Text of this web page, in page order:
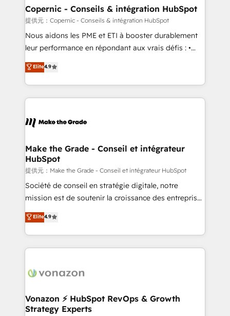
One company, one operating model, delivering
across offices and consulting teams in the UK, USA,
Canada, Germany, France, Belgium, Singapore, and
South Africa. Certified compliant with ISO/IEC
international offices and 175+ employees.
Copernic - Conseils & intégration HubSpot
提供元：Copernic - Conseils & intégration HubSpot
Nous aidons les PME et ETI à booster durablement
leur performance en répondant aux vrais défis : •
Intégration de HubSpot avec d’autres outils (ERP,
téléphonie, etc.) • Alignement des équipes grâce à un
outil et des données partagées • Amélioration de la
collecte et de l’analyse des données pour des
de la productivité des équipes Notre équipe de 30
avec un engagement total, alignant processus
métiers et technologie, et guidant vos équipes à
travers le changement, tout en centrant vos objectifs
d’entreprise. Grâce à une méthodologie éprouvée
auprès de plus de 400 clients, nous comprenons
HubSpot dans votre organisation. Pour toute
question technique ou besoin de structuration de
Elite4.9
Make the Grade - Conseil et intégrateur
HubSpot
提供元：Make the Grade - Conseil et intégrateur HubSpot
Société de conseil en stratégie digitale, notre
mission est de soutenir la croissance des entreprises
B2B à travers l’acquisition de nouveaux clients,
l'intégration CRM et le développement des revenus
auprès de vos comptes existants. En France et à
l'international, nous travaillons avec des ETI
delà d’une simple transformation digitale et des
➤ L’intégration de CRM et de méthodologie RevOps
pour aligner les équipes marketing, commerciales et
Elite4.9
Vonazon ⚡ HubSpot RevOps & Growth
Strategy Experts